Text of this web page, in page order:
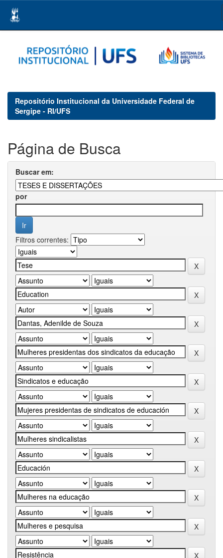
navigation
Repositório Institucional da Universidade Federal de
Sergipe - RI/UFS
Página de Busca
Buscar em:
por
Filtros correntes: